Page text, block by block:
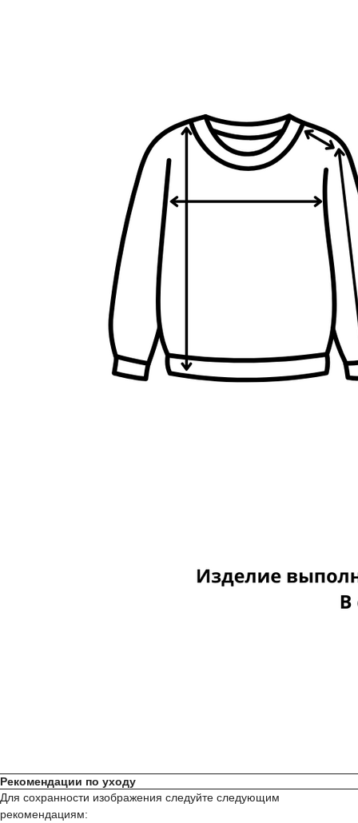
Рекомендации по уходу
Для сохранности изображения следуйте следующим
рекомендациям: